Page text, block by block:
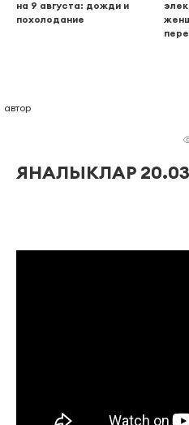
на 9 августа: дожди и
похолодание
автор
ЯНАЛЫКЛАР